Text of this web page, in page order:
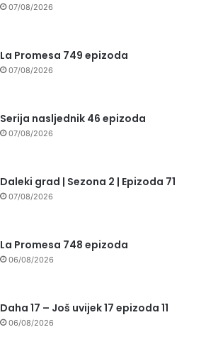
07/08/2026
La Promesa 749 epizoda
07/08/2026
Serija nasljednik 46 epizoda
07/08/2026
Daleki grad | Sezona 2 | Epizoda 71
07/08/2026
La Promesa 748 epizoda
06/08/2026
Daha 17 – Još uvijek 17 epizoda 11
06/08/2026